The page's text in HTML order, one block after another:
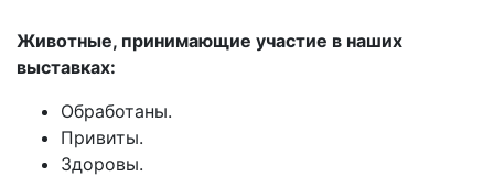
Животные, принимающие участие в наших
выставках:
Обработаны.
Привиты.
Здоровы.